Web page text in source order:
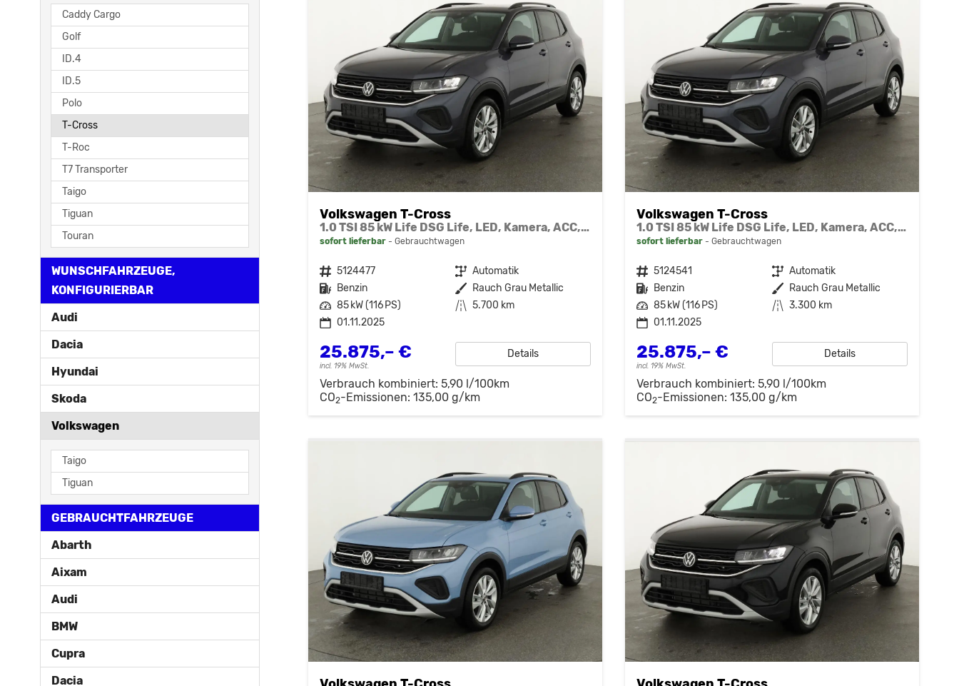
Volkswagen T-Cross
1.0 TSI 85 kW Life DSG Life, LED, Kamera, ACC, Side, Winter, 17-Zoll, 3-J. Garantie
sofort lieferbar Gebrauchtwagen
Fahrzeugnr. 5124477 Getriebe Automatik
Kraftstoff Benzin Außenfarbe Rauch Grau Metallic
Leistung 85 kW (116 PS) Kilometerstand 5.700 km
01.11.2025
25.875,– €
incl. 19% MwSt.
Details
Verbrauch kombiniert: 5,90 l/100km
CO2-Emissionen: 135,00 g/km
Volkswagen T-Cross
1.0 TSI 85 kW Life DSG Life, LED, Kamera, ACC, Side, Winter, 17-Zoll, 3-J. Garantie
sofort lieferbar Gebrauchtwagen
Fahrzeugnr. 5124541 Getriebe Automatik
Kraftstoff Benzin Außenfarbe Rauch Grau Metallic
Leistung 85 kW (116 PS) Kilometerstand 3.300 km
01.11.2025
25.875,– €
incl. 19% MwSt.
Details
Verbrauch kombiniert: 5,90 l/100km
CO2-Emissionen: 135,00 g/km
Caddy Cargo
Golf
ID.4
ID.5
Polo
T-Cross
T-Roc
T7 Transporter
Taigo
Tiguan
Touran
WUNSCHFAHRZEUGE,
KONFIGURIERBAR
Audi
Dacia
Hyundai
Skoda
Volkswagen
Taigo
Tiguan
GEBRAUCHTFAHRZEUGE
Abarth
Aixam
Audi
BMW
Cupra
Dacia